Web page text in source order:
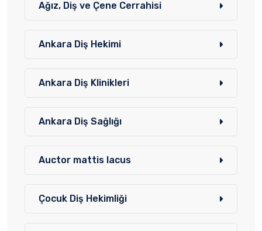
Ağız, Diş ve Çene Cerrahisi
Ankara Diş Hekimi
Ankara Diş Klinikleri
Ankara Diş Sağlığı
Auctor mattis lacus
Çocuk Diş Hekimliği